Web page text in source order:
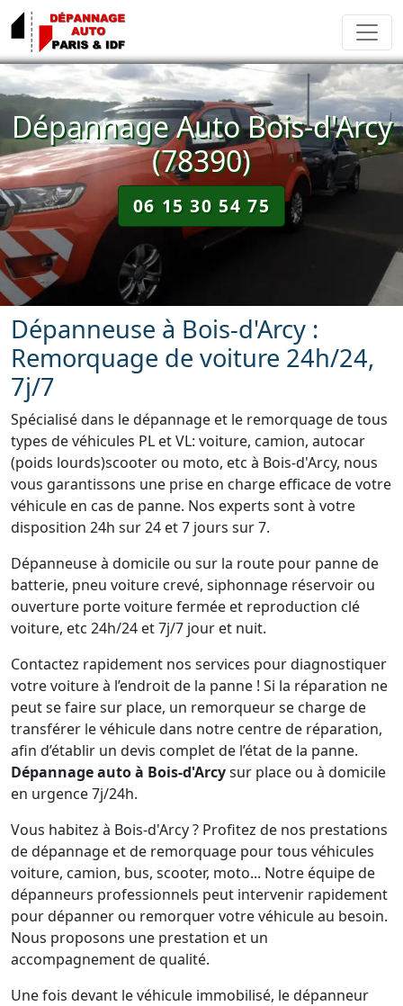
Dépannage Auto Bois-d'Arcy
(78390)
06 15 30 54 75
Dépanneuse à Bois-d'Arcy :
Remorquage de voiture 24h/24,
7j/7
Spécialisé dans le dépannage et le remorquage de tous
types de véhicules PL et VL: voiture, camion, autocar
(poids lourds)scooter ou moto, etc à Bois-d'Arcy, nous
vous garantissons une prise en charge efficace de votre
véhicule en cas de panne. Nos experts sont à votre
disposition 24h sur 24 et 7 jours sur 7.
Dépanneuse à domicile ou sur la route pour panne de
batterie, pneu voiture crevé, siphonnage réservoir ou
ouverture porte voiture fermée et reproduction clé
voiture, etc 24h/24 et 7j/7 jour et nuit.
Contactez rapidement nos services pour diagnostiquer
votre voiture à l’endroit de la panne ! Si la réparation ne
peut se faire sur place, un remorqueur se charge de
transférer le véhicule dans notre centre de réparation,
afin d’établir un devis complet de l’état de la panne.
Dépannage auto à Bois-d'Arcysur place ou à domicile
en urgence 7j/24h.
Vous habitez à Bois-d'Arcy ? Profitez de nos prestations
de dépannage et de remorquage pour tous véhicules
voiture, camion, bus, scooter, moto... Notre équipe de
dépanneurs professionnels peut intervenir rapidement
pour dépanner ou remorquer votre véhicule au besoin.
Nous proposons une prestation et un
accompagnement de qualité.
Une fois devant le véhicule immobilisé, le dépanneur